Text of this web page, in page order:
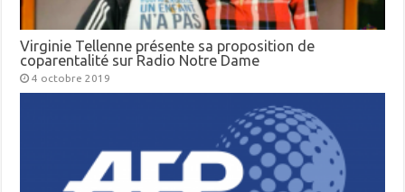
Virginie Tellenne présente sa proposition de
coparentalité sur Radio Notre Dame
4 octobre 2019